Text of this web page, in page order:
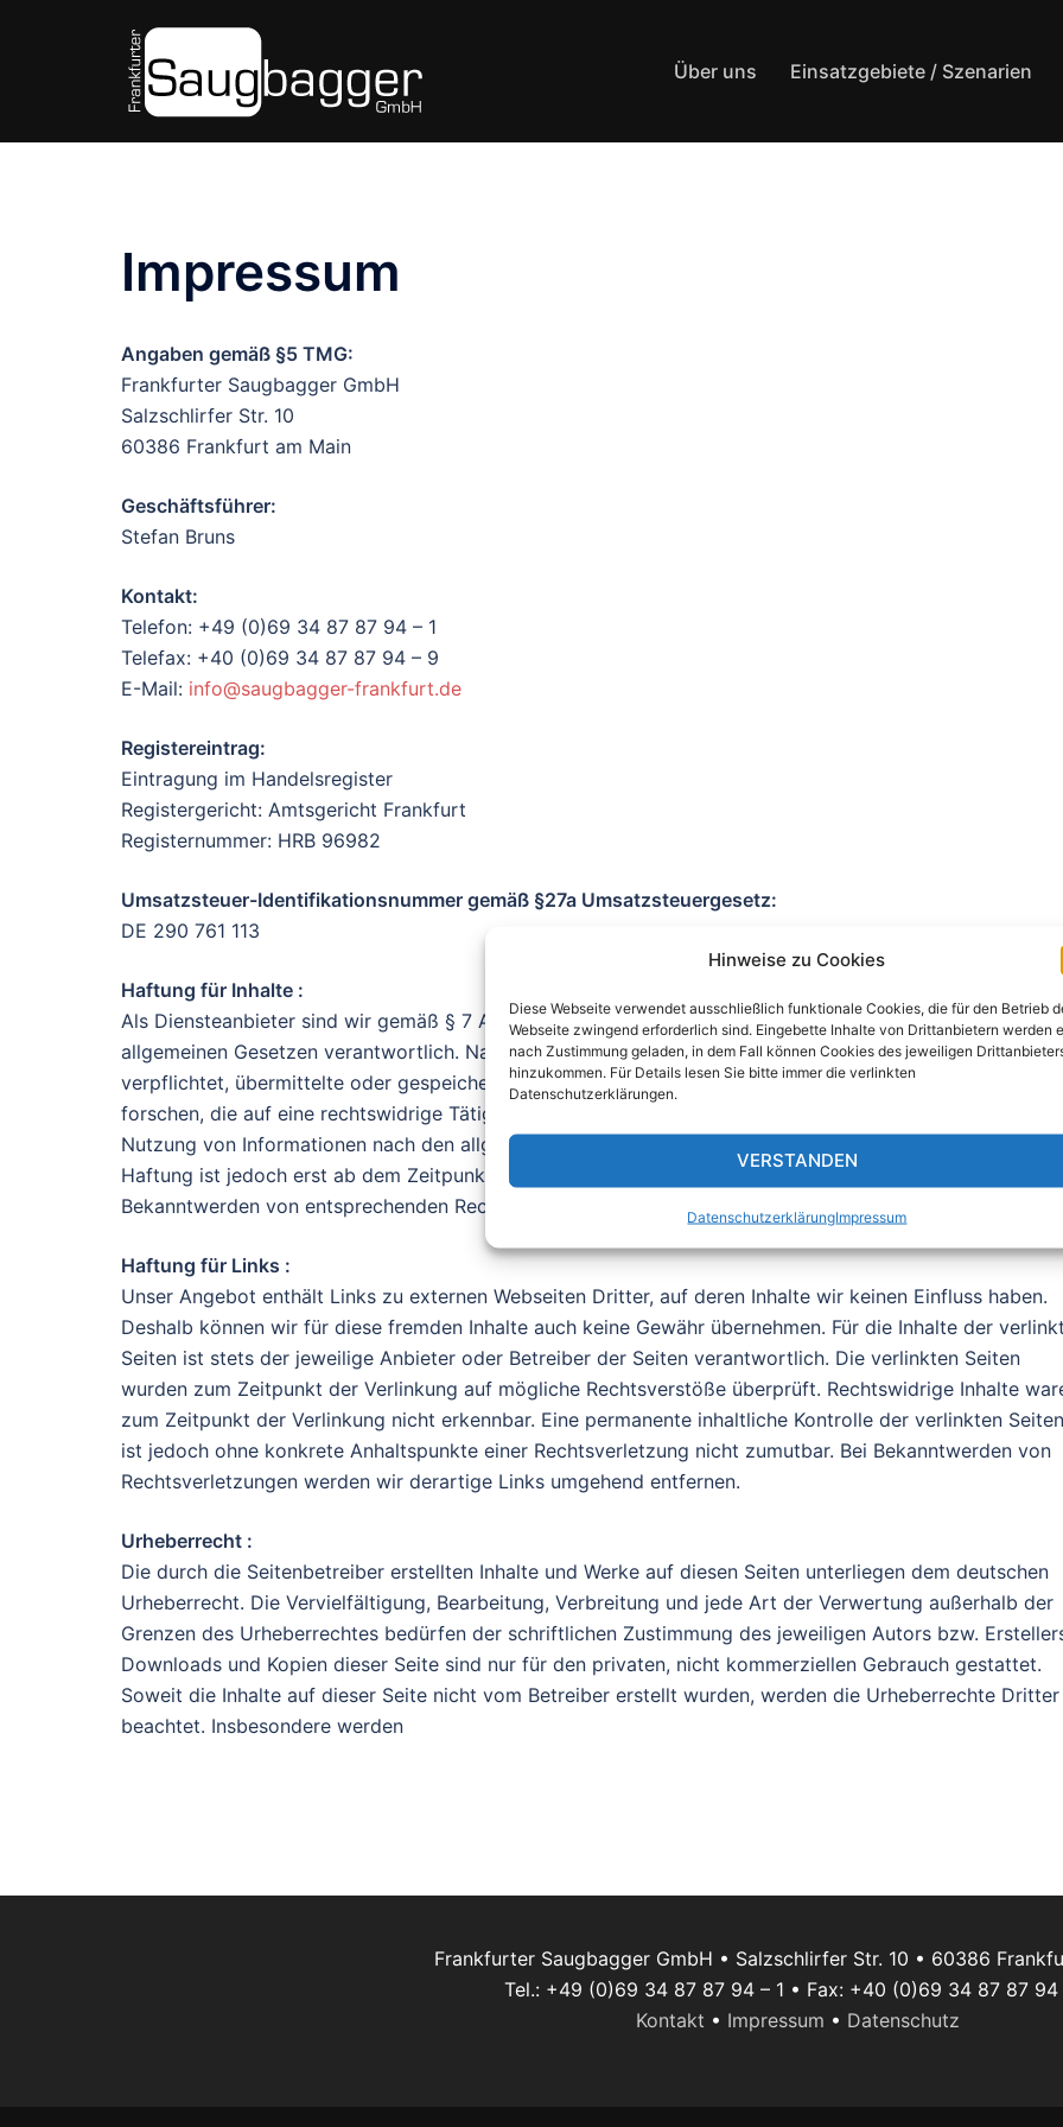
Hinweise zu Cookies
Diese Webseite verwendet ausschließlich funktionale Cookies, die für den Betrieb
Webseite zwingend erforderlich sind. Eingebette Inhalte von Drittanbietern werden
nach Zustimmung geladen, in dem Fall können Cookies des jeweiligen
hinzukommen. Für Details lesen Sie bitte immer die verlinkten
Datenschutzerklärungen.
VERSTANDEN
DatenschutzerklärungImpressum
Über uns Einsatzgebiete / Szenarien
Impressum
Angaben gemäß §5 TMG:
Frankfurter Saugbagger GmbH
Salzschlirfer Str. 10
60386 Frankfurt am Main
Geschäftsführer:
Stefan Bruns
Kontakt:
Telefon: +49 (0)69 34 87 87 94 – 1
Telefax: +40 (0)69 34 87 87 94 – 9
E-Mail: info@saugbagger-frankfurt.de
Registereintrag:
Eintragung im Handelsregister
Registergericht: Amtsgericht Frankfurt
Registernummer: HRB 96982
Umsatzsteuer-Identifikationsnummer gemäß §27a Umsatzsteuergesetz:
DE 290 761 113
Haftung für Inhalte :
Als Diensteanbieter sind wir gemäß § 7 Abs.1 TMG für eigene Inhalte auf diesen Seiten nach den
allgemeinen Gesetzen verantwortlich. Nach §§ 8 bis 10 TMG sind wir als Diensteanbieter jedoch nicht
verpflichtet, übermittelte oder gespeicherte fremde Informationen zu überwachen oder nach Umständen
forschen, die auf eine rechtswidrige Tätigkeit hinweisen. Verpflichtungen zur Entfernung oder Sperrung
Nutzung von Informationen nach den allgemeinen Gesetzen bleiben hiervon unberührt. Eine
Haftung ist jedoch erst ab dem Zeitpunkt der Kenntnis einer konkreten Rechtsverletzung möglich. Bei
Bekanntwerden von entsprechenden Rechtsverletzungen werden wir diese Inhalte umgehend entfernen.
Haftung für Links :
Unser Angebot enthält Links zu externen Webseiten Dritter, auf deren Inhalte wir keinen Einfluss haben.
Deshalb können wir für diese fremden Inhalte auch keine Gewähr übernehmen. Für die Inhalte der
Seiten ist stets der jeweilige Anbieter oder Betreiber der Seiten verantwortlich. Die verlinkten Seiten
wurden zum Zeitpunkt der Verlinkung auf mögliche Rechtsverstöße überprüft. Rechtswidrige Inhalte
zum Zeitpunkt der Verlinkung nicht erkennbar. Eine permanente inhaltliche Kontrolle der verlinkten Seiten
ist jedoch ohne konkrete Anhaltspunkte einer Rechtsverletzung nicht zumutbar. Bei Bekanntwerden von
Rechtsverletzungen werden wir derartige Links umgehend entfernen.
Urheberrecht :
Die durch die Seitenbetreiber erstellten Inhalte und Werke auf diesen Seiten unterliegen dem deutschen
Urheberrecht. Die Vervielfältigung, Bearbeitung, Verbreitung und jede Art der Verwertung außerhalb der
Grenzen des Urheberrechtes bedürfen der schriftlichen Zustimmung des jeweiligen Autors bzw.
Downloads und Kopien dieser Seite sind nur für den privaten, nicht kommerziellen Gebrauch gestattet.
Soweit die Inhalte auf dieser Seite nicht vom Betreiber erstellt wurden, werden die Urheberrechte Dritter
beachtet. Insbesondere werden
Frankfurter Saugbagger GmbH • Salzschlirfer Str. 10 • 60386
Tel.: +49 (0)69 34 87 87 94 – 1 • Fax: +40 (0)69 34 87 87 94
Kontakt • Impressum • Datenschutz